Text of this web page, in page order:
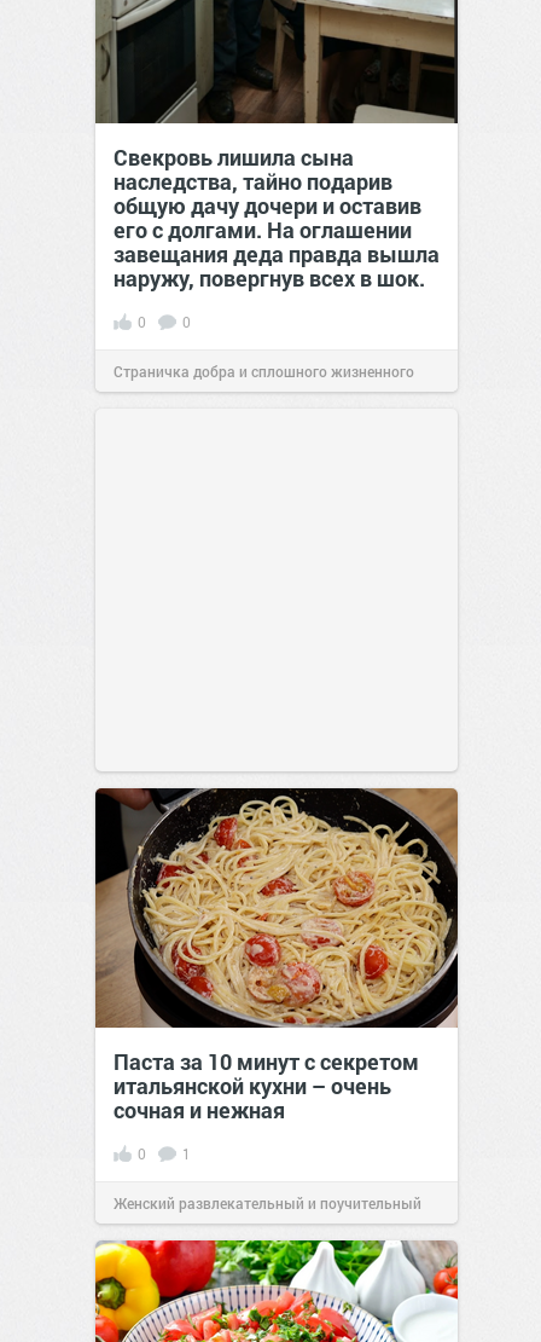
Свекровь лишила сына
наследства, тайно подарив
общую дачу дочери и оставив
его с долгами. На оглашении
завещания деда правда вышла
наружу, повергнув всех в шок.
0 0
Страничка добра и сплошного жизненного
Паста за 10 минут с секретом
итальянской кухни – очень
сочная и нежная
0 1
Женский развлекательный и поучительный
сайт.23:4006 авг 2026